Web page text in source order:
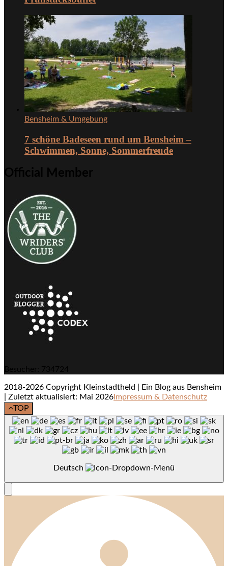
Bensheim & Umgebung
7 schöne Badeseen rund um Bensheim –
Schwimmen, Sonne, Sommerfreude
Official Member
Besucher: 734724
2018-2026 Copyright Kleinstadtheld | Ein Blog aus Bensheim
| Zuletzt aktualisiert: Mai 2026 Impressum & Datenschutz
TOP
Deutsch